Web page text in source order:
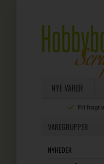
NYE VARER
Fri fragt
VAREGRUPPER
NYHEDER